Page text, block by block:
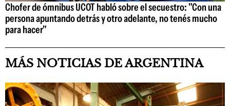
Chofer de ómnibus UCOT habló sobre el secuestro: "Con una
persona apuntando detrás y otro adelante, no tenés mucho
para hacer"
MÁS NOTICIAS DE ARGENTINA